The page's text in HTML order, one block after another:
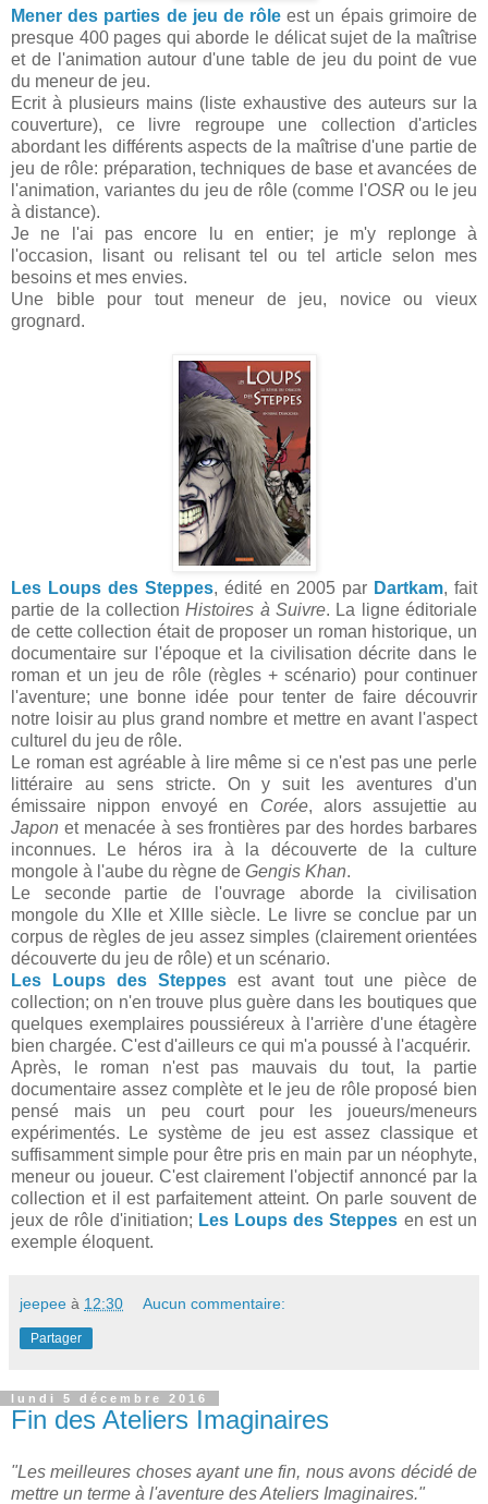
Mener des parties de jeu de rôle est un épais grimoire de
presque 400 pages qui aborde le délicat sujet de la maîtrise
et de l'animation autour d'une table de jeu du point de vue
du meneur de jeu.
Ecrit à plusieurs mains (liste exhaustive des auteurs sur la
couverture), ce livre regroupe une collection d'articles
abordant les différents aspects de la maîtrise d'une partie de
jeu de rôle: préparation, techniques de base et avancées de
l'animation, variantes du jeu de rôle (comme l'OSR ou le jeu
à distance).
Je ne l'ai pas encore lu en entier; je m'y replonge à
l'occasion, lisant ou relisant tel ou tel article selon mes
besoins et mes envies.
Une bible pour tout meneur de jeu, novice ou vieux
grognard.
Les Loups des Steppes, édité en 2005 par Dartkam, fait
partie de la collectionHistoires à Suivre. La ligne éditoriale
de cette collection était de proposer un roman historique, un
documentaire sur l'époque et la civilisation décrite dans le
roman et un jeu de rôle (règles + scénario) pour continuer
l'aventure; une bonne idée pour tenter de faire découvrir
notre loisir au plus grand nombre et mettre en avant l'aspect
culturel du jeu de rôle.
Le roman est agréable à lire même si ce n'est pas une perle
littéraire au sens stricte. On y suit les aventures d'un
émissaire nippon envoyé en Corée, alors assujettie au
Japon et menacée à ses frontières par des hordes barbares
inconnues. Le héros ira à la découverte de la culture
mongole à l'aube du règne de Gengis Khan.
Le seconde partie de l'ouvrage aborde la civilisation
mongole du XIIe et XIIIe siècle. Le livre se conclue par un
corpus de règles de jeu assez simples (clairement orientées
découverte du jeu de rôle) et un scénario.
Les Loups des Steppes est avant tout une pièce de
collection; on n'en trouve plus guère dans les boutiques que
quelques exemplaires poussiéreux à l'arrière d'une étagère
bien chargée. C'est d'ailleurs ce qui m'a poussé à l'acquérir.
Après, le roman n'est pas mauvais du tout, la partie
documentaire assez complète et le jeu de rôle proposé bien
pensé mais un peu court pour les joueurs/meneurs
expérimentés. Le système de jeu est assez classique et
suffisamment simple pour être pris en main par un néophyte,
meneur ou joueur. C'est clairement l'objectif annoncé par la
collection et il est parfaitement atteint. On parle souvent de
jeux de rôle d'initiation; Les Loups des Steppes en est un
exemple éloquent.
jeepee à 12:30 Aucun commentaire:
Partager
lundi 5 décembre 2016
Fin des Ateliers Imaginaires
"Les meilleures choses ayant une fin, nous avons décidé de
mettre un terme à l'aventure des Ateliers Imaginaires."